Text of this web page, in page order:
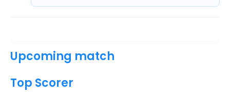
Upcoming match
Top Scorer